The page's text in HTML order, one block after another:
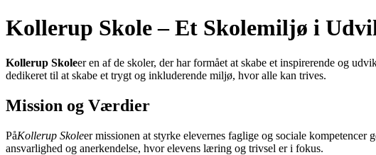
Kollerup Skole – Et Skolemiljø i
Kollerup Skoleer en af de skoler, der har formået at skabe et inspirerende og
dedikeret til at skabe et trygt og inkluderende miljø, hvor alle kan trives.
Mission og Værdier
PåKollerup Skoleer missionen at styrke elevernes faglige og sociale
ansvarlighed og anerkendelse, hvor elevens læring og trivsel er i fokus.